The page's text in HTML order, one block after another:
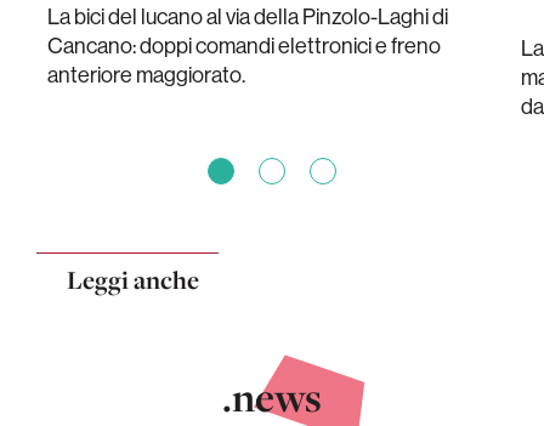
La bici del lucano al via della Pinzolo-Laghi di
Cancano: doppi comandi elettronici e freno
anteriore maggiorato.
Leggi anche
.news